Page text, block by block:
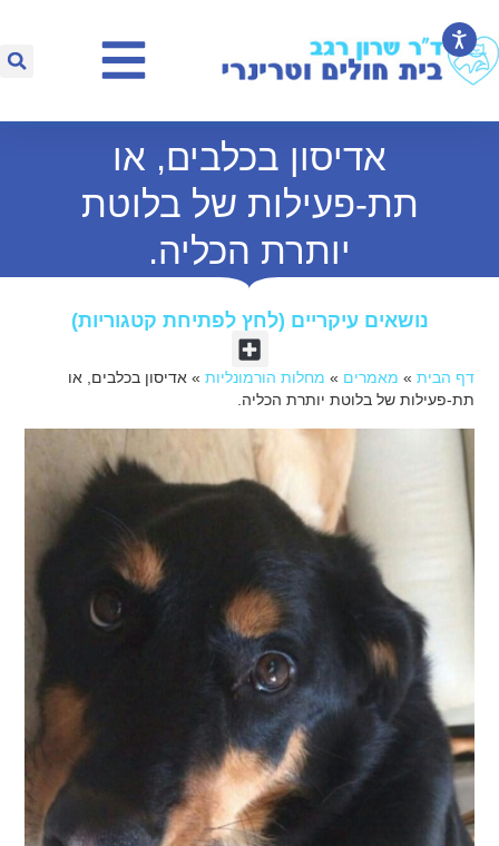
אדיסון בכלבים, או
תת-פעילות של בלוטת
יותרת הכליה.
נושאים עיקריים (לחץ לפתיחת קטגוריות)​
דף הבית » מאמרים » מחלות הורמונליות »אדיסון בכלבים, או
תת-פעילות של בלוטת יותרת הכליה.